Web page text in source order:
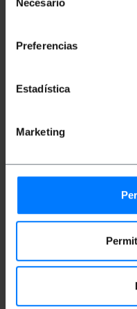
Necesario
Preferencias
Estadística
Marketing
Proteção
premium.
Contatos de
x altura): 14.0 x
Número de
Tamanhos de